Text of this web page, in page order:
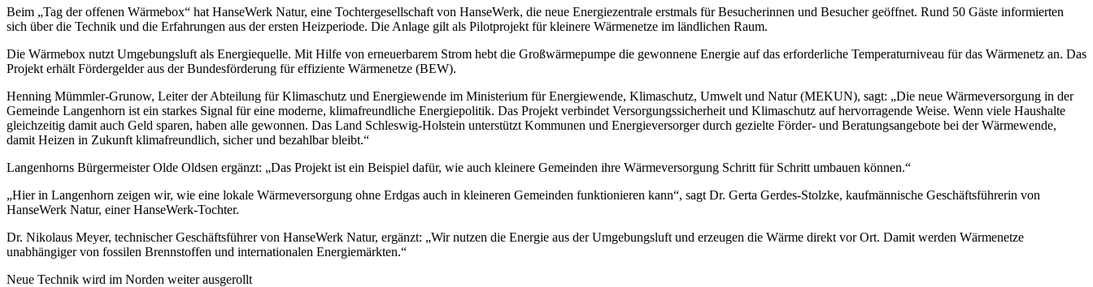
Beim „Tag der offenen Wärmebox“ hat HanseWerk Natur, eine Tochtergesellschaft von HanseWerk, die neue Energiezentrale erstmals für Besucherinnen und Besucher geöffnet. Rund 50 Gäste informierten
sich über die Technik und die Erfahrungen aus der ersten Heizperiode. Die Anlage gilt als Pilotprojekt für kleinere Wärmenetze im ländlichen Raum.
Die Wärmebox nutzt Umgebungsluft als Energiequelle. Mit Hilfe von erneuerbarem Strom hebt die Großwärmepumpe die gewonnene Energie auf das erforderliche Temperaturniveau für das Wärmenetz an. Das
Projekt erhält Fördergelder aus der Bundesförderung für effiziente Wärmenetze (BEW).
Henning Mümmler-Grunow, Leiter der Abteilung für Klimaschutz und Energiewende im Ministerium für Energiewende, Klimaschutz, Umwelt und Natur (MEKUN), sagt: „Die neue Wärmeversorgung in der
Gemeinde Langenhorn ist ein starkes Signal für eine moderne, klimafreundliche Energiepolitik. Das Projekt verbindet Versorgungssicherheit und Klimaschutz auf hervorragende Weise. Wenn viele Haushalte
gleichzeitig damit auch Geld sparen, haben alle gewonnen. Das Land Schleswig-Holstein unterstützt Kommunen und Energieversorger durch gezielte Förder- und Beratungsangebote bei der Wärmewende,
damit Heizen in Zukunft klimafreundlich, sicher und bezahlbar bleibt.“
Langenhorns Bürgermeister Olde Oldsen ergänzt: „Das Projekt ist ein Beispiel dafür, wie auch kleinere Gemeinden ihre Wärmeversorgung Schritt für Schritt umbauen können.“
„Hier in Langenhorn zeigen wir, wie eine lokale Wärmeversorgung ohne Erdgas auch in kleineren Gemeinden funktionieren kann“, sagt Dr. Gerta Gerdes-Stolzke, kaufmännische Geschäftsführerin von
HanseWerk Natur, einer HanseWerk-Tochter.
Dr. Nikolaus Meyer, technischer Geschäftsführer von HanseWerk Natur, ergänzt: „Wir nutzen die Energie aus der Umgebungsluft und erzeugen die Wärme direkt vor Ort. Damit werden Wärmenetze
unabhängiger von fossilen Brennstoffen und internationalen Energiemärkten.“
Neue Technik wird im Norden weiter ausgerollt